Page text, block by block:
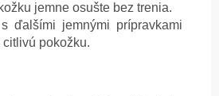
jemne osušte bez trenia.
ďalšími jemnými prípravkami
pokožku.